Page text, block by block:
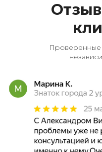
Проверенные